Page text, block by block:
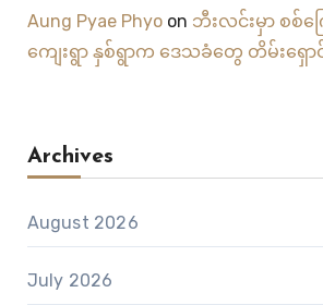
Aung Pyae Phyoon ဘီးလင်းမှာ စစ်က
ကျေးရွာ နှစ်ရွာက ဒေသခံတွေ တိမ်းရှော
Archives
August 2026
July 2026